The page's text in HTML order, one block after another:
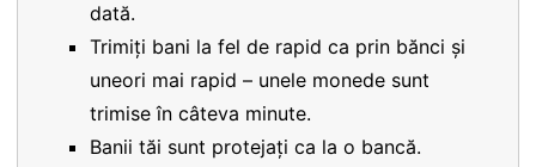
dată.
Trimiți bani la fel de rapid ca prin bănci și
uneori mai rapid – unele monede sunt
trimise în câteva minute.
Banii tăi sunt protejați ca la o bancă.